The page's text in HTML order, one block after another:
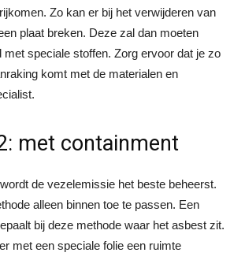
Zo kan er bij het verwijderen van
plaat breken. Deze zal dan moeten
met speciale stoffen. Zorg ervoor dat je zo
komt met de materialen en
met containment
de vezelemissie het beste beheerst.
alleen binnen toe te passen. Een
bij deze methode waar het asbest zit.
met een speciale folie een ruimte